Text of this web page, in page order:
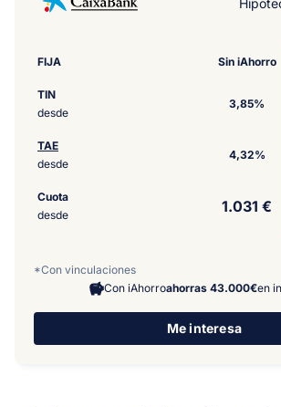
FIJA Sin iAhorro
TIN
desde
3,85%
TAE
desde
4,32%
Cuota
desde
1.031 €
*Con vinculaciones
Con iAhorroahorras 43.000€en
Me interesa